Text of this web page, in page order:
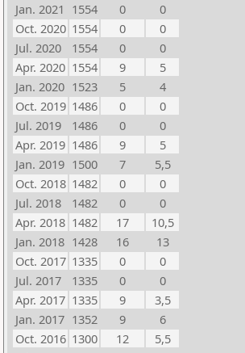
Jan. 2021 1554 0
0
Oct. 2020 1554 0
0
Jul. 2020
1554 0
0
Apr. 2020 1554 9
5
Jan. 2020 1523 5
4
Oct. 2019 1486 0
0
Jul. 2019
1486 0
0
Apr. 2019 1486 9
5
Jan. 2019 1500 7
5,5
Oct. 2018 1482 0
0
Jul. 2018
1482 0
0
Apr. 2018 1482 17
10,5
Jan. 2018 1428 16
13
Oct. 2017 1335 0
0
Jul. 2017
1335 0
0
Apr. 2017 1335 9
3,5
Jan. 2017 1352 9
6
Oct. 2016 1300 12
5,5